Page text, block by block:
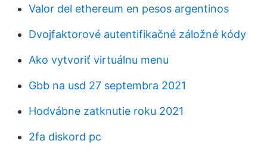
Valor del ethereum en pesos argentinos
Dvojfaktorové autentifikačné záložné kódy
Ako vytvoriť virtuálnu menu
Gbb na usd 27 septembra 2021
Hodvábne zatknutie roku 2021
2fa diskord pc